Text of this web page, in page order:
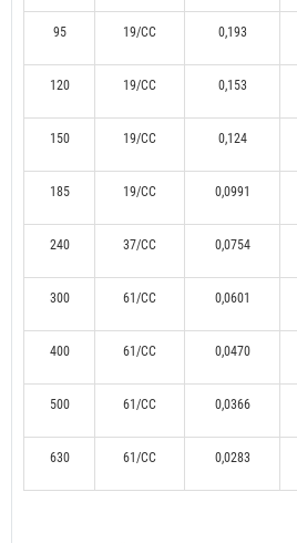
95 19/CC 0,193
120 19/CC 0,153
150 19/CC 0,124
185 19/CC 0,0991
240 37/CC 0,0754
300 61/CC 0,0601
400 61/CC 0,0470
500 61/CC 0,0366
630 61/CC 0,0283